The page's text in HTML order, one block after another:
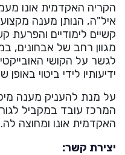
He
English
عربيه
הקריה האקדמית אונו
איל"ה, הנותן מענה
קשיים לימודיים והפרעת
מגוון רחב של אבחונים,
לגשר על הקושי
ידיעותיו לידי ביטוי באופן
על מנת להעניק מענה
המרכז עובד במקביל
האקדמית אונו ומחוצה לה.
יצירת קשר: